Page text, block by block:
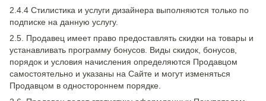
2.4.4 Стилистика и услуги дизайнера выполняются только по
подписке на данную услугу.
2.5. Продавец имеет право предоставлять скидки на товары и
устанавливать программу бонусов. Виды скидок, бонусов,
порядок и условия начисления определяются Продавцом
самостоятельно и указаны на Сайте и могут изменяться
Продавцом в одностороннем порядке.